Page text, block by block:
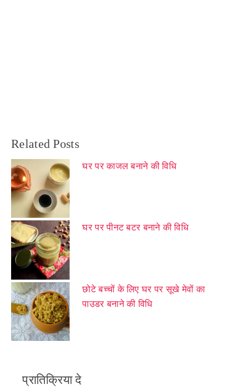
Related Posts
घर पर काजल बनाने की विधि
घर पर पीनट बटर बनाने की विधि
छोटे बच्चों के लिए घर पर सूखे मेवों का
पाउडर बनाने की विधि
प्रातिक्रिया दे